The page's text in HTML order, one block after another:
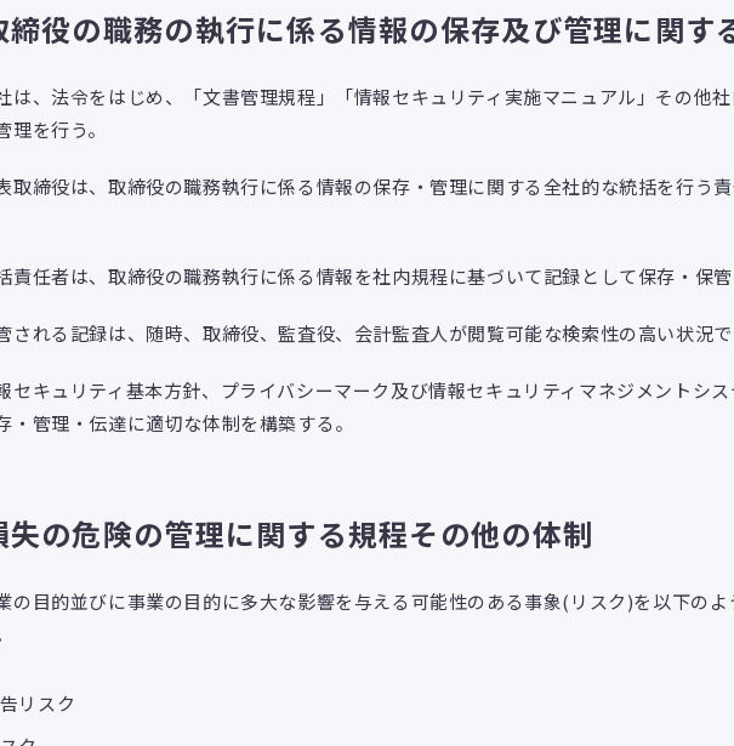
締役の職務の執行に係る情報の保存及び管理に関す
は、法令をはじめ、「文書管理規程」「情報セキュリティ実施マニュアル」その他
理を行う。
取締役は、取締役の職務執行に係る情報の保存・管理に関する全社的な統括を行う
責任者は、取締役の職務執行に係る情報を社内規程に基づいて記録として保存・保管
される記録は、随時、取締役、監査役、会計監査人が閲覧可能な検索性の高い状況で
セキュリティ基本方針、プライバシーマーク及び情報セキュリティマネジメントシス
・管理・伝達に適切な体制を構築する。
失の危険の管理に関する規程その他の体制
の目的並びに事業の目的に多大な影響を与える可能性のある事象(リスク)を以下の
リスク